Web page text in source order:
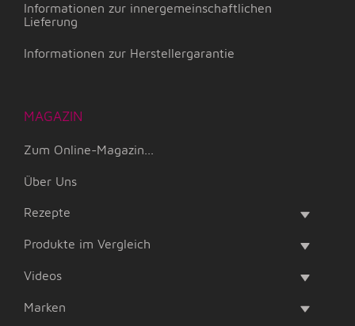
Informationen zur innergemeinschaftlichen
Lieferung
Informationen zur Herstellergarantie
MAGAZIN
Zum Online-Magazin...
Über Uns
Rezepte
Produkte im Vergleich
Videos
Marken